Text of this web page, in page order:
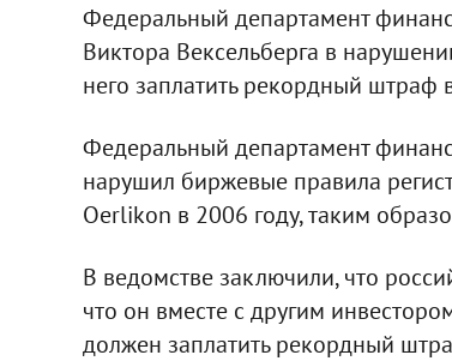
Федеральный департамент
Виктора Вексельберга в
него заплатить рекордный
Федеральный департамент
нарушил биржевые правила
Oerlikon в 2006 году, таким
В ведомстве заключили, что
что он вместе с другим
должен заплатить рекордный